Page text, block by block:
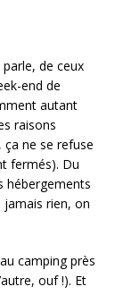
de ceux
end de
autant
raisons
ne se refuse
fermés). Du
hébergements
rien, on
camping près
ouf !). Et